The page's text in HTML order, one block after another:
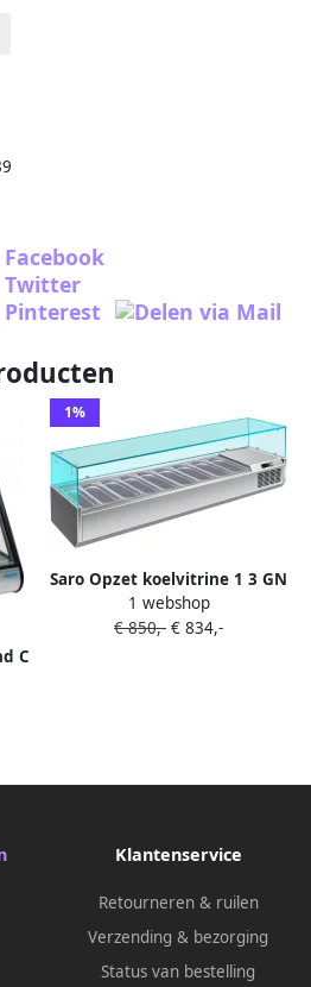
C
1%
Saro Opzet koelvitrine 1 3 GN
Model VRX 2000 380
1 webshop
€ 850,- € 834,-
Klantenservice
Retourneren & ruilen
Verzending & bezorging
Status van bestelling